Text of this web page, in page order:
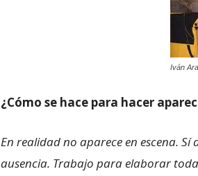
Iván
¿Cómo se hace para hacer
En realidad no aparece en escena.
ausencia. Trabajo para elaborar